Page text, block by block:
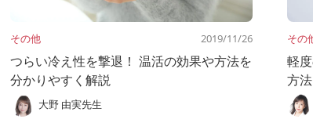
その他 2019/11/26
つらい冷え性を撃退！ 温活の効果や方法を
分かりやすく解説
大野 由実先生
その
軽
方